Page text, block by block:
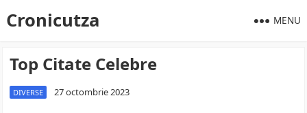
Cronicutza MENU
Top Citate Celebre
DIVERSE 27 octombrie 2023